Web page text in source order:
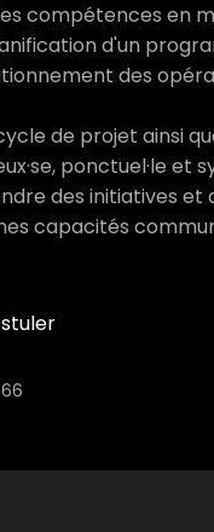
compétences en
d'un
des
de projet ainsi
ponctuel·le
des initiatives et
capacités